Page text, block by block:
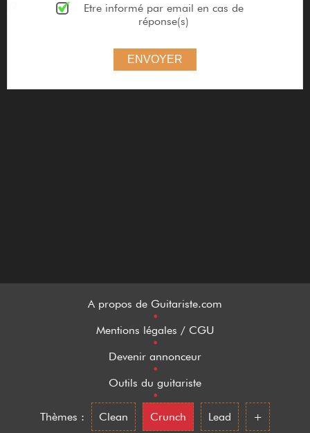
Etre informé par email en cas de
réponse(s)
ENVOYER
A propos de Guitariste.com
•
Mentions légales / CGU
•
Devenir annonceur
•
Outils du guitariste
•
Thèmes :
Clean Crunch Lead +